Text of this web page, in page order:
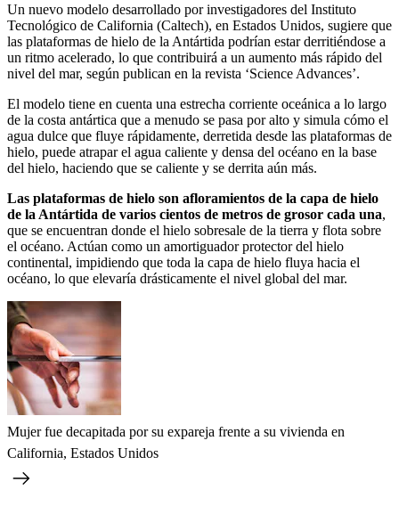
Un nuevo modelo desarrollado por investigadores del Instituto
Tecnológico de California (Caltech), en Estados Unidos, sugiere que
las plataformas de hielo de la Antártida podrían estar derritiéndose a
un ritmo acelerado, lo que contribuirá a un aumento más rápido del
nivel del mar, según publican en la revista ‘Science Advances’.
El modelo tiene en cuenta una estrecha corriente oceánica a lo largo
de la costa antártica que a menudo se pasa por alto y simula cómo el
agua dulce que fluye rápidamente, derretida desde las plataformas de
hielo, puede atrapar el agua caliente y densa del océano en la base
del hielo, haciendo que se caliente y se derrita aún más.
Las plataformas de hielo son afloramientos de la capa de hielo
de la Antártida de varios cientos de metros de grosor cada una,
que se encuentran donde el hielo sobresale de la tierra y flota sobre
el océano. Actúan como un amortiguador protector del hielo
continental, impidiendo que toda la capa de hielo fluya hacia el
océano, lo que elevaría drásticamente el nivel global del mar.
Mujer fue decapitada por su expareja frente a su vivienda en
California, Estados Unidos